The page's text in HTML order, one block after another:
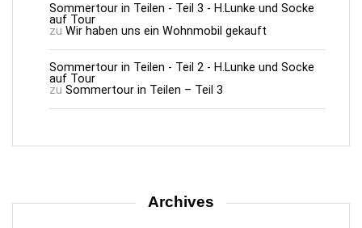
Sommertour in Teilen - Teil 3 - H.Lunke und Socke
auf Tour
zu Wir haben uns ein Wohnmobil gekauft
Sommertour in Teilen - Teil 2 - H.Lunke und Socke
auf Tour
zu Sommertour in Teilen – Teil 3
Archives